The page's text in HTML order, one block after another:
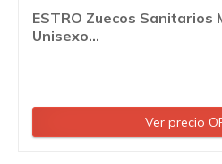
ESTRO Zuecos Sanitarios
Unisexo...
Ver precio